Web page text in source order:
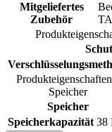
Mitgeliefertes
Zubehör
Speicher
Speicher
Speicherkapazität 38